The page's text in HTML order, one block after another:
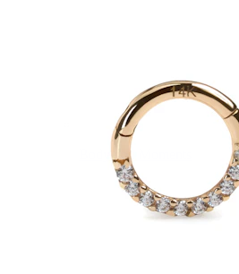
Bodymod Moments